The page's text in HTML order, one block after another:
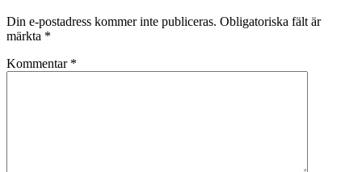
Din e-postadress kommer inte publiceras. Obligatoriska fält är
märkta *
Kommentar *